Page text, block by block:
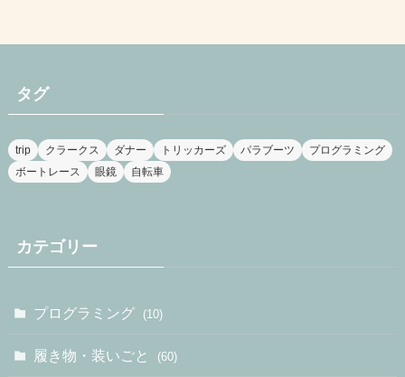
タグ
trip クラークス ダナー トリッカーズ パラブーツ
プログラミング
ボートレース
眼鏡 自転車
カテゴリー
プログラミング (10)
履き物・装いごと (60)